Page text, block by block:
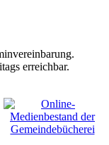
erreichbar.